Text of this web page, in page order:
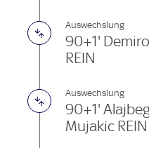
Auswechslung
90+1'
REIN
Auswechslung
90+1'
Mujakic REIN